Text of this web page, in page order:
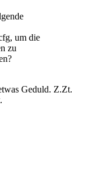
um die
zu
Geduld. Z.Zt.